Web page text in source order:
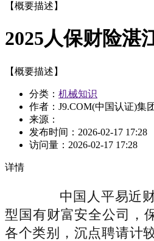
【概要描述】
2025人保财险湛
【概要描述】
分类： 机械知识
作者：J9.COM(中国认证)集
来源：
发布时间： 2026-02-17 17:28
访问量： 2026-02-17 17:28
详情
中国人平易近财
型国有财富安全公司，
各个类别，沉点聘请计